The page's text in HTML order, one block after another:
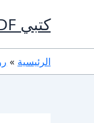
كتبي PDF
الرئيسية